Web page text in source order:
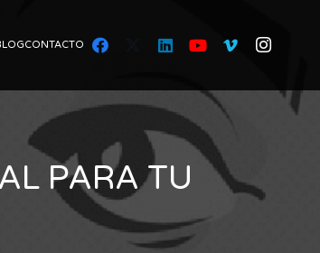
CONTACTO
PARA TU